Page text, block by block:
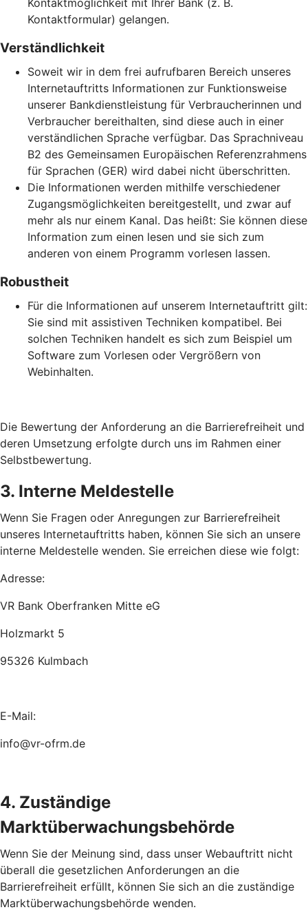
Kontaktmöglichkeit mit Ihrer Bank (z. B.
Kontaktformular) gelangen.
Verständlichkeit
Soweit wir in dem frei aufrufbaren Bereich unseres
Internetauftritts Informationen zur Funktionsweise
unserer Bankdienstleistung für Verbraucherinnen und
Verbraucher bereithalten, sind diese auch in einer
verständlichen Sprache verfügbar. Das Sprachniveau
B2 des Gemeinsamen Europäischen Referenzrahmens
für Sprachen (GER) wird dabei nicht überschritten.
Die Informationen werden mithilfe verschiedener
Zugangsmöglichkeiten bereitgestellt, und zwar auf
mehr als nur einem Kanal. Das heißt: Sie können diese
Information zum einen lesen und sie sich zum
anderen von einem Programm vorlesen lassen.
Robustheit
Für die Informationen auf unserem Internetauftritt gilt:
Sie sind mit assistiven Techniken kompatibel. Bei
solchen Techniken handelt es sich zum Beispiel um
Software zum Vorlesen oder Vergrößern von
Webinhalten.
Die Bewertung der Anforderung an die Barrierefreiheit und
deren Umsetzung erfolgte durch uns im Rahmen einer
Selbstbewertung.
3. Interne Meldestelle
Wenn Sie Fragen oder Anregungen zur Barrierefreiheit
unseres Internetauftritts haben, können Sie sich an unsere
interne Meldestelle wenden. Sie erreichen diese wie folgt:
Adresse:
VR Bank Oberfranken Mitte eG
Holzmarkt 5
95326 Kulmbach
E-Mail:
info@vr-ofrm.de
4. Zuständige
Marktüberwachungsbehörde
Wenn Sie der Meinung sind, dass unser Webauftritt nicht
überall die gesetzlichen Anforderungen an die
Barrierefreiheit erfüllt, können Sie sich an die zuständige
Marktüberwachungsbehörde wenden.